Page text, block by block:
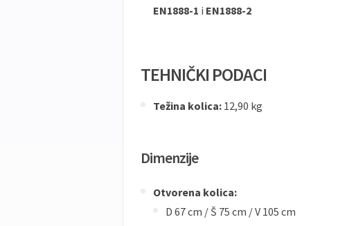
EN1888-1 i EN1888-2
TEHNIČKI PODACI
Težina kolica: 12,90 kg
Dimenzije
Otvorena kolica:
D 67 cm / Š 75 cm / V 105 cm